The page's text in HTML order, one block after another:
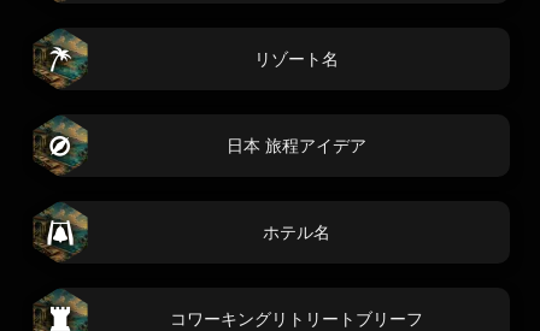
リゾート名
日本 旅程アイデア
ホテル名
コワーキングリトリートブリーフ